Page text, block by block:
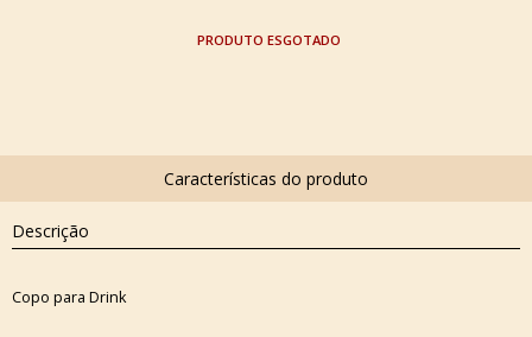
ESGOTADO
Descrição
Copo para Drink